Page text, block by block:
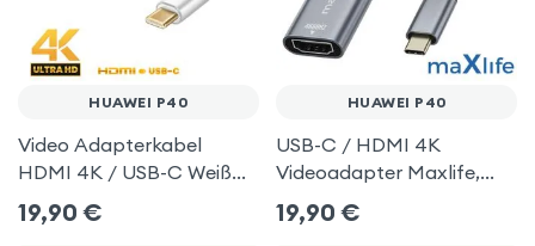
HUAWEI P40
Video Adapterkabel
HDMI 4K / USB-C Weiß
für Huawei P40
19,90 €
HUAWEI P40
USB-C / HDMI 4K
Videoadapter Maxlife,
Grau für Huawei P40
19,90 €